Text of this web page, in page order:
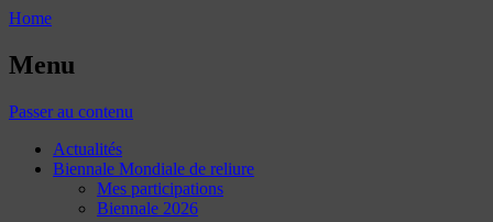
Home
Menu
Passer au contenu
Actualités
Biennale Mondiale de reliure
Mes participations
Biennale 2026